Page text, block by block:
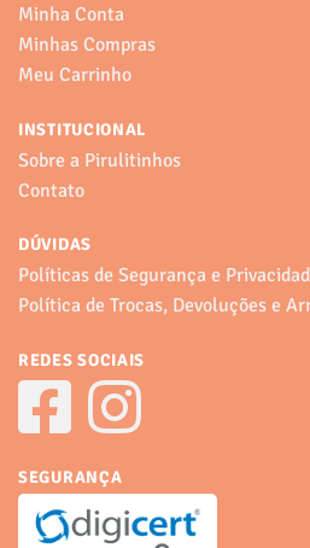
Minha Conta
Minhas Compras
Meu Carrinho
INSTITUCIONAL
Sobre a Pirulitinhos
Contato
DÚVIDAS
Políticas de Segurança e
Política de Trocas, Devoluções e
REDES SOCIAIS
SEGURANÇA